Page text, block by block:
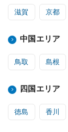
滋賀 京都
中国エリア
鳥取 島根
四国エリア
徳島 香川